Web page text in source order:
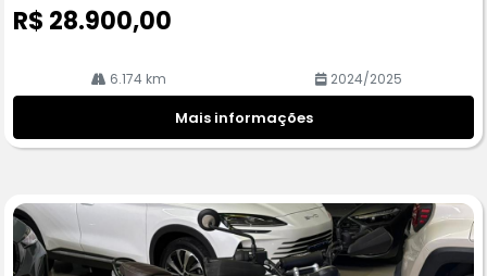
R$ 28.900,00
6.174 km 2024/2025
Mais informações